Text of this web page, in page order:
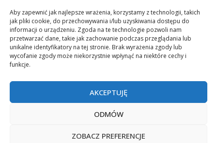
Aby zapewnić jak najlepsze wrażenia, korzystamy z technologii, takich
jak pliki cookie, do przechowywania i/lub uzyskiwania dostępu do
informacji o urządzeniu. Zgoda na te technologie pozwoli nam
przetwarzać dane, takie jak zachowanie podczas przeglądania lub
unikalne identyfikatory na tej stronie. Brak wyrażenia zgody lub
wycofanie zgody może niekorzystnie wpłynąć na niektóre cechy i
funkcje.
AKCEPTUJĘ
ODMÓW
ZOBACZ PREFERENCJE
Co zrobimy dla Ciebie:
projekty plakatów na zamówienie
wydrukuj swój plakat